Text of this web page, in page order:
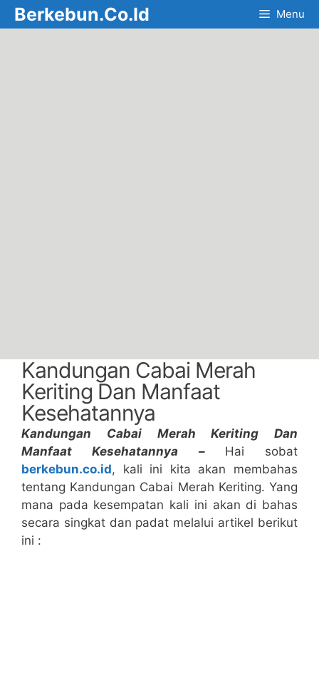
Skip
to
Berkebun.Co.Id Menu
Kandungan Cabai Merah
Keriting Dan Manfaat
Kesehatannya
Kandungan Cabai Merah Keriting Dan
Manfaat Kesehatannya – Hai sobat
berkebun.co.id, kali ini kita akan membahas
tentang Kandungan Cabai Merah Keriting. Yang
mana pada kesempatan kali ini akan di bahas
secara singkat dan padat melalui artikel berikut
ini :